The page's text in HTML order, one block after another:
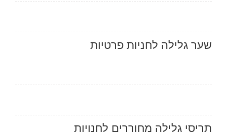
שער גלילה לחניות פרטיות
תריסי גלילה מחוררים לחנויות